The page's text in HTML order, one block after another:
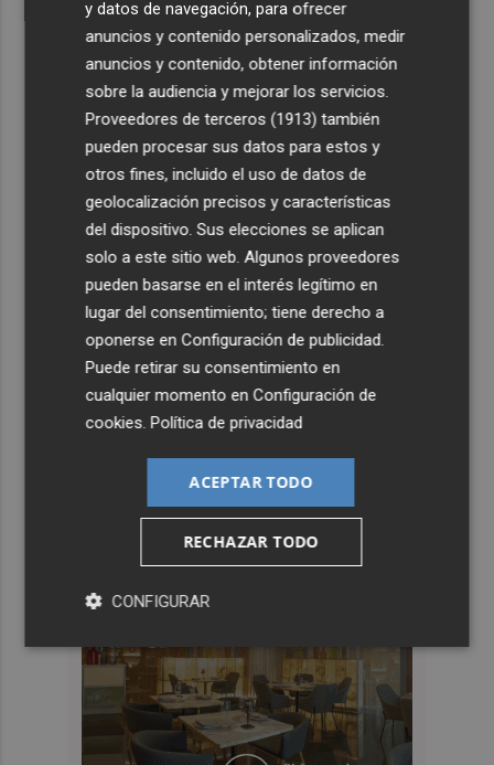
y datos de navegación, para ofrecer
anuncios y contenido personalizados, medir
anuncios y contenido, obtener información
sobre la audiencia y mejorar los servicios.
Proveedores de terceros (1913) también
pueden procesar sus datos para estos y
otros fines, incluido el uso de datos de
geolocalización precisos y características
del dispositivo. Sus elecciones se aplican
solo a este sitio web. Algunos proveedores
pueden basarse en el interés legítimo en
lugar del consentimiento; tiene derecho a
oponerse enConfiguración de publicidad
Puede retirar su consentimiento en
cualquier momento enConfiguración de
cookies .Política de privacidad
ACEPTAR TODO
RECHAZAR TODO
CONFIGURAR